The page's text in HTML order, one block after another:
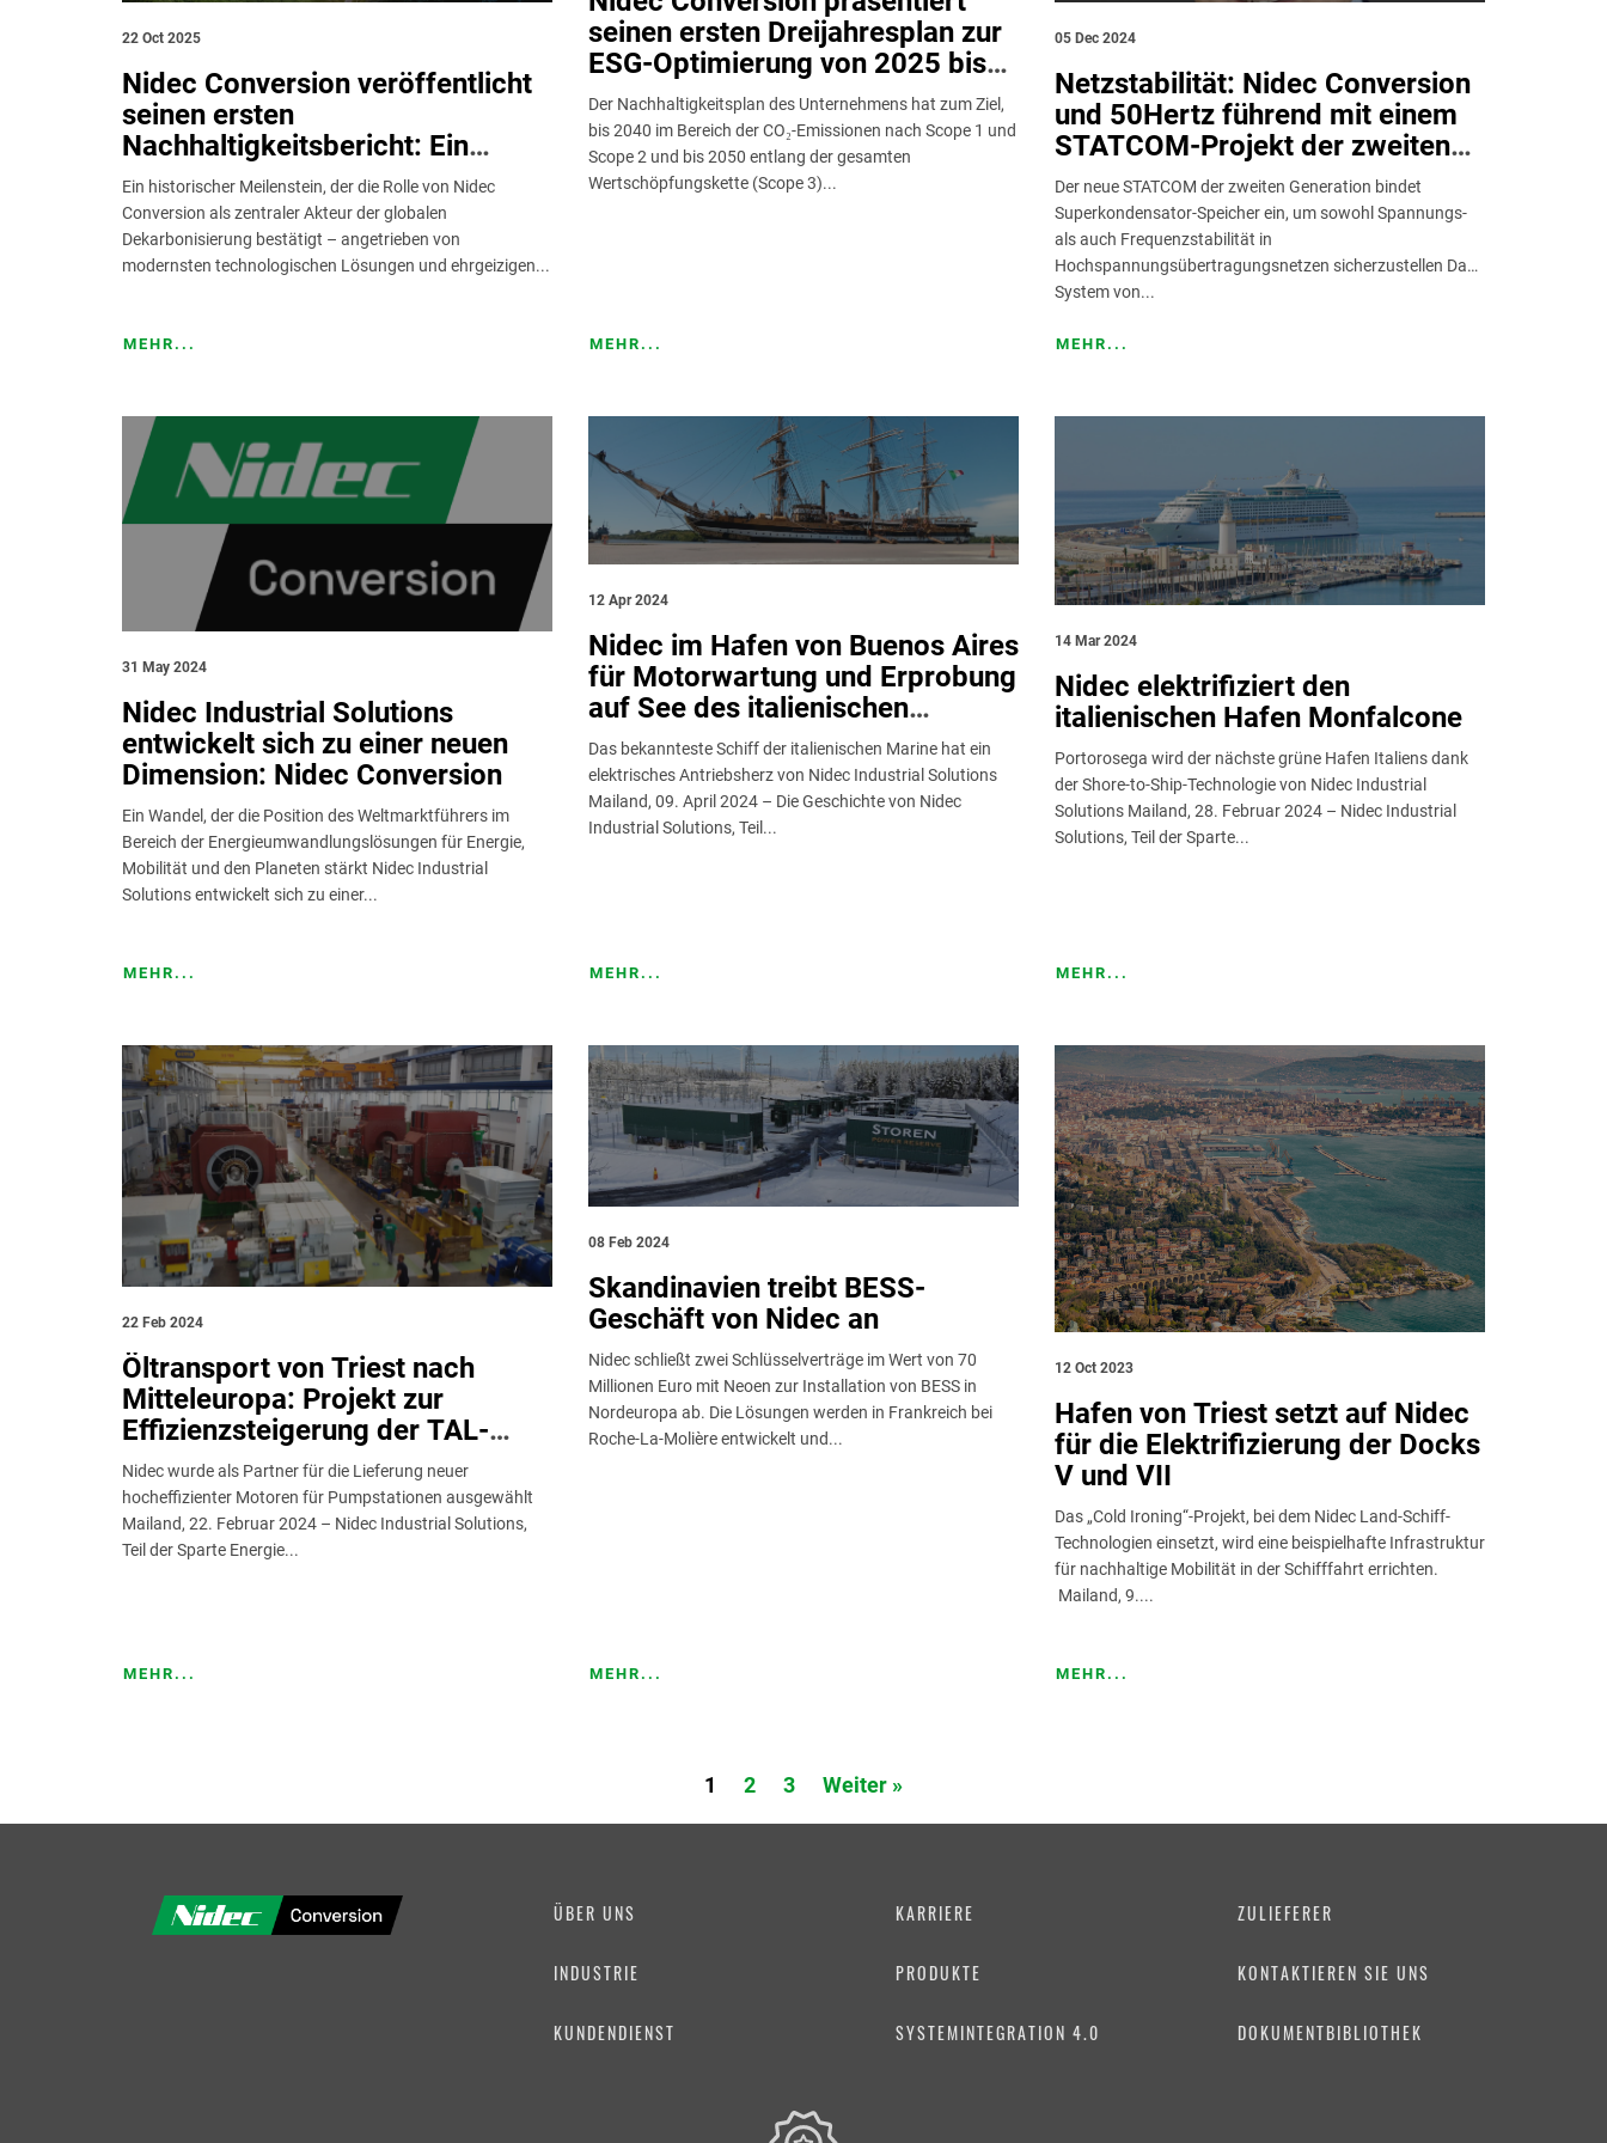
22 Oct 2025
Nidec Conversion veröffentlicht
seinen ersten
Nachhaltigkeitsbericht: Ein
greifbares Engagement für die
Energiewende und die Net Zero
Ziele
Ein historischer Meilenstein, der die Rolle von Nidec
Conversion als zentraler Akteur der globalen
Dekarbonisierung bestätigt – angetrieben von
modernsten technologischen Lösungen und ehrgeizigen...
MEHR...
seinen ersten Dreijahresplan zur
ESG-Optimierung von 2025 bis
2028: “Powering the Change,
Driving Sustainability”
Der Nachhaltigkeitsplan des Unternehmens hat zum Ziel,
bis 2040 im Bereich der CO₂-Emissionen nach Scope 1 und
Scope 2 und bis 2050 entlang der gesamten
Wertschöpfungskette (Scope 3)...
MEHR...
05 Dec 2024
Netzstabilität: Nidec Conversion
und 50Hertz führend mit einem
STATCOM-Projekt der zweiten
Generation nahe Berlin
Der neue STATCOM der zweiten Generation bindet
Superkondensator-Speicher ein, um sowohl Spannungs-
als auch Frequenzstabilität in
Hochspannungsübertragungsnetzen sicherzustellen Das
System von...
MEHR...
31 May 2024
Nidec Industrial Solutions
entwickelt sich zu einer neuen
Dimension: Nidec Conversion
Ein Wandel, der die Position des Weltmarktführers im
Bereich der Energieumwandlungslösungen für Energie,
Mobilität und den Planeten stärkt Nidec Industrial
Solutions entwickelt sich zu einer...
MEHR...
12 Apr 2024
Nidec im Hafen von Buenos Aires
für Motorwartung und Erprobung
auf See des italienischen
Segelschulschiffs Amerigo
Vespucci
Das bekannteste Schiff der italienischen Marine hat ein
elektrisches Antriebsherz von Nidec Industrial Solutions
Mailand, 09. April 2024 – Die Geschichte von Nidec
Industrial Solutions, Teil...
MEHR...
14 Mar 2024
Nidec elektrifiziert den
italienischen Hafen Monfalcone
Portorosega wird der nächste grüne Hafen Italiens dank
der Shore-to-Ship-Technologie von Nidec Industrial
Solutions Mailand, 28. Februar 2024 – Nidec Industrial
Solutions, Teil der Sparte...
MEHR...
22 Feb 2024
Öltransport von Triest nach
Mitteleuropa: Projekt zur
Effizienzsteigerung der TAL-
Pipeline startet
Nidec wurde als Partner für die Lieferung neuer
hocheffizienter Motoren für Pumpstationen ausgewählt
Mailand, 22. Februar 2024 – Nidec Industrial Solutions,
Teil der Sparte Energie...
MEHR...
08 Feb 2024
Skandinavien treibt BESS-
Geschäft von Nidec an
Nidec schließt zwei Schlüsselverträge im Wert von 70
Millionen Euro mit Neoen zur Installation von BESS in
Nordeuropa ab. Die Lösungen werden in Frankreich bei
Roche-La-Molière entwickelt und...
MEHR...
12 Oct 2023
Hafen von Triest setzt auf Nidec
für die Elektrifizierung der Docks
V und VII
Das „Cold Ironing“-Projekt, bei dem Nidec Land-Schiff-
Technologien einsetzt, wird eine beispielhafte Infrastruktur
für nachhaltige Mobilität in der Schifffahrt errichten.
Mailand, 9....
MEHR...
1 2 3 Weiter »
ÜBER UNS KARRIERE ZULIEFERER
INDUSTRIE PRODUKTE KONTAKTIEREN SIE UNS
KUNDENDIENST SYSTEMINTEGRATION 4.0 DOKUMENTBIBLIOTHEK